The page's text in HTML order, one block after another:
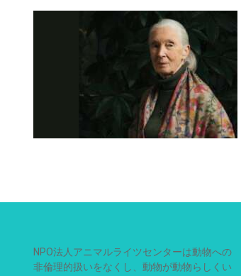
NPO法人アニマルライツセンターは動物への
非倫理的扱いをなくし、動物が動物らしくい